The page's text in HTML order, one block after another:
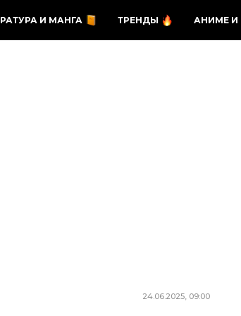
И МАНГА ТРЕНДЫ АНИМЕ И
24.06.2025, 09:00